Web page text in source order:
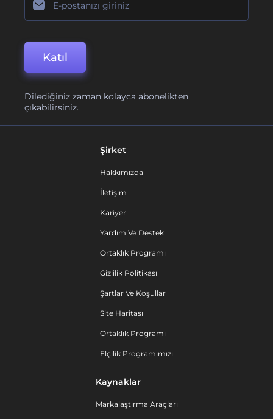
Katıl
Dilediğiniz zaman kolayca abonelikten
çıkabilirsiniz.
Şirket
Hakkımızda
İletişim
Kariyer
Yardım Ve Destek
Ortaklık Programı
Gizlilik Politikası
Şartlar Ve Koşullar
Site Haritası
Ortaklık Programı
Elçilik Programımızı
Kaynaklar
Markalaştırma Araçları